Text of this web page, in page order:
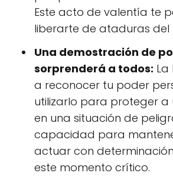
Este acto de valentía te
liberarte de ataduras del
Una demostración de
sorprenderá a todos: La
a reconocer tu poder
utilizarlo para proteger a
en una situación de
capacidad para
actuar con
este momento crítico.